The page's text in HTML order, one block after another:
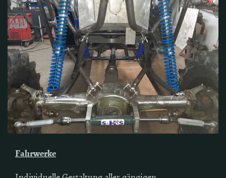
Fahrwerke